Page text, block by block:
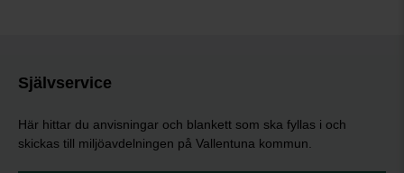
Självservice
Här hittar du anvisningar och blankett som ska fyllas i och
skickas till miljöavdelningen på Vallentuna kommun.